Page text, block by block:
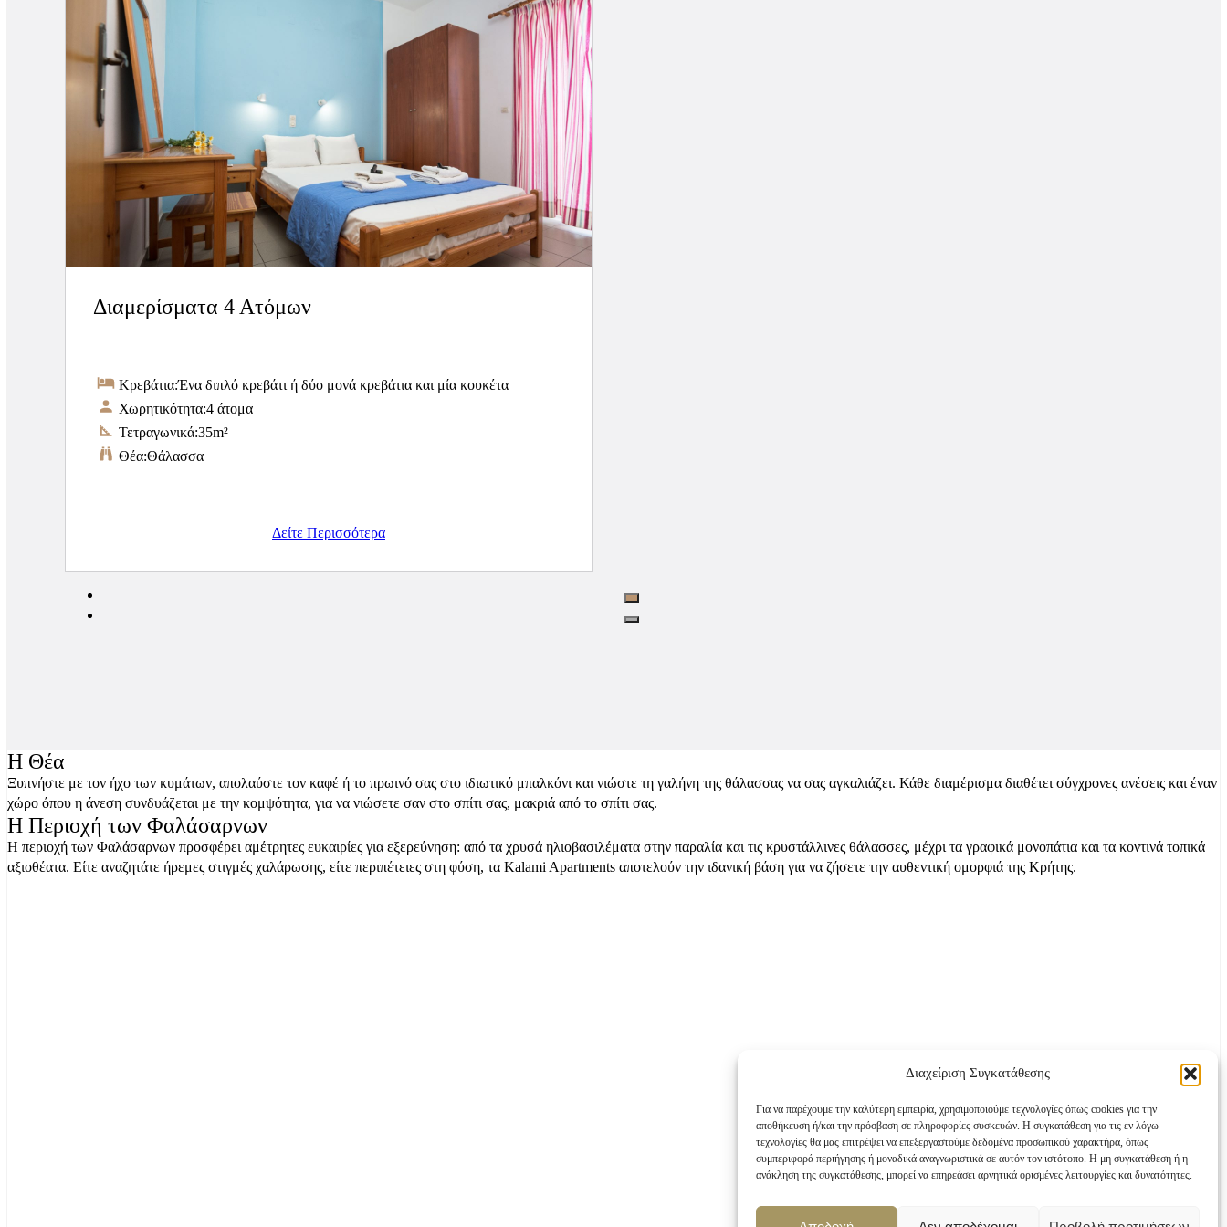
Διαχείριση Συγκατάθεσης
Για να παρέχουμε την καλύτερη εμπειρία, χρησιμοποιούμε τεχνολογίες όπως cookies για την
αποθήκευση ή/και την πρόσβαση σε πληροφορίες συσκευών. Η συγκατάθεση για τις εν λόγω
τεχνολογίες θα μας επιτρέψει να επεξεργαστούμε δεδομένα προσωπικού χαρακτήρα, όπως
συμπεριφορά περιήγησης ή μοναδικά αναγνωριστικά σε αυτόν τον ιστότοπο. Η μη συγκατάθεση ή η
ανάκληση της συγκατάθεσης, μπορεί να επηρεάσει αρνητικά ορισμένες λειτουργίες και δυνατότητες.
Διαμερίσματα 4 Ατόμων
Κρεβάτια:Ένα διπλό κρεβάτι ή δύο μονά κρεβάτια και μία κουκέτα
Χωρητικότητα:4 άτομα
Τετραγωνικά:35m²
Θέα:Θάλασσα
Δείτε Περισσότερα
Η Θέα
Ξυπνήστε με τον ήχο των κυμάτων, απολαύστε τον καφέ ή το πρωινό σας στο ιδιωτικό μπαλκόνι και νιώστε τη γαλήνη της θάλασσας να σας αγκαλιάζει. Κάθε διαμέρισμα διαθέτει σύγχρονες ανέσεις και έναν
χώρο όπου η άνεση συνδυάζεται με την κομψότητα, για να νιώσετε σαν στο σπίτι σας, μακριά από το σπίτι σας.
Η Περιοχή των Φαλάσαρνων
Η περιοχή των Φαλάσαρνων προσφέρει αμέτρητες ευκαιρίες για εξερεύνηση: από τα χρυσά ηλιοβασιλέματα στην παραλία και τις κρυστάλλινες θάλασσες, μέχρι τα γραφικά μονοπάτια και τα κοντινά τοπικά
αξιοθέατα. Είτε αναζητάτε ήρεμες στιγμές χαλάρωσης, είτε περιπέτειες στη φύση, τα Kalami Apartments αποτελούν την ιδανική βάση για να ζήσετε την αυθεντική ομορφιά της Κρήτης.